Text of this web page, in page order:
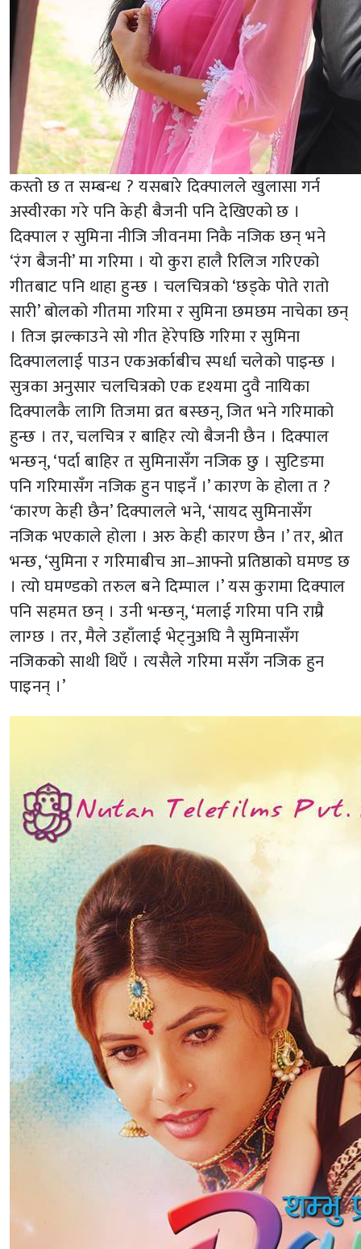
कस्तो छ त सम्बन्ध ? यसबारे दिक्पालले खुलासा गर्न
अस्वीरका गरे पनि केही बैजनी पनि देखिएको छ ।
दिक्पाल र सुमिना नीजि जीवनमा निकै नजिक छन् भने
‘रंग बैजनी’ मा गरिमा । यो कुरा हालै रिलिज गरिएको
गीतबाट पनि थाहा हुन्छ । चलचित्रको ‘छड्के पोते रातो
सारी’ बोलको गीतमा गरिमा र सुमिना छमछम नाचेका छन्
। तिज झल्काउने सो गीत हेरेपछि गरिमा र सुमिना
दिक्पाललाई पाउन एकअर्काबीच स्पर्धा चलेको पाइन्छ ।
सुत्रका अनुसार चलचित्रको एक दृश्यमा दुवै नायिका
दिक्पालकै लागि तिजमा व्रत बस्छन्, जित भने गरिमाको
हुन्छ । तर, चलचित्र र बाहिर त्यो बैजनी छैन । दिक्पाल
भन्छन्, ‘पर्दा बाहिर त सुमिनासँग नजिक छु । सुटिङमा
पनि गरिमासँग नजिक हुन पाइनँ ।’ कारण के होला त ?
‘कारण केही छैन’ दिक्पालले भने, ‘सायद सुमिनासँग
नजिक भएकाले होला । अरु केही कारण छैन ।’ तर, श्रोत
भन्छ, ‘सुमिना र गरिमाबीच आ–आफ्नो प्रतिष्ठाको घमण्ड छ
। त्यो घमण्डको तरुल बने दिम्पाल ।’ यस कुरामा दिक्पाल
पनि सहमत छन् । उनी भन्छन्, ‘मलाई गरिमा पनि राम्रै
लाग्छ । तर, मैले उहाँलाई भेट्नुअघि नै सुमिनासँग
नजिकको साथी थिएँ । त्यसैले गरिमा मसँग नजिक हुन
पाइनन् ।’